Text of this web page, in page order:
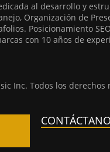
al desarrollo y
Organización de
Posicionamiento SEO
con 10 años de
Inc. Todos los derechos